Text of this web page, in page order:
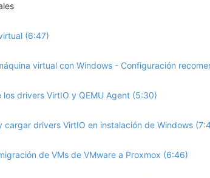
(6:47)
virtual con Windows - Configuración
los drivers VirtIO y QEMU Agent (5:30)
cargar drivers VirtIO en instalación de Windows
de VMs de VMware a Proxmox (6:46)